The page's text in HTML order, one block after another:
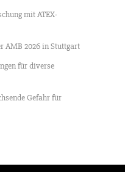
mit ATEX-
AMB 2026 in Stuttgart
für diverse
Gefahr für